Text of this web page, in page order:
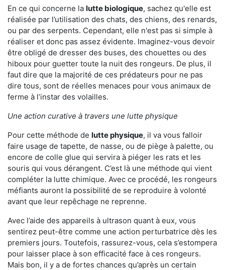
En ce qui concerne la lutte biologique, sachez qu'elle est
réalisée par l’utilisation des chats, des chiens, des renards,
ou par des serpents. Cependant, elle n'est pas si simple à
réaliser et donc pas assez évidente. Imaginez-vous devoir
être obligé de dresser des buses, des chouettes ou des
hiboux pour guetter toute la nuit des rongeurs. De plus, il
faut dire que la majorité de ces prédateurs pour ne pas
dire tous, sont de réelles menaces pour vous animaux de
ferme à l’instar des volailles.
Une action curative à travers une lutte physique
Pour cette méthode de lutte physique, il va vous falloir
faire usage de tapette, de nasse, ou de piège à palette, ou
encore de colle glue qui servira à piéger les rats et les
souris qui vous dérangent. C’est là une méthode qui vient
compléter la lutte chimique. Avec ce procédé, les rongeurs
méfiants auront la possibilité de se reproduire à volonté
avant que leur repêchage ne reprenne.
Avec l’aide des appareils à ultrason quant à eux, vous
sentirez peut-être comme une action perturbatrice dès les
premiers jours. Toutefois, rassurez-vous, cela s’estompera
pour laisser place à son efficacité face à ces rongeurs.
Mais bon, il y a de fortes chances qu’après un certain